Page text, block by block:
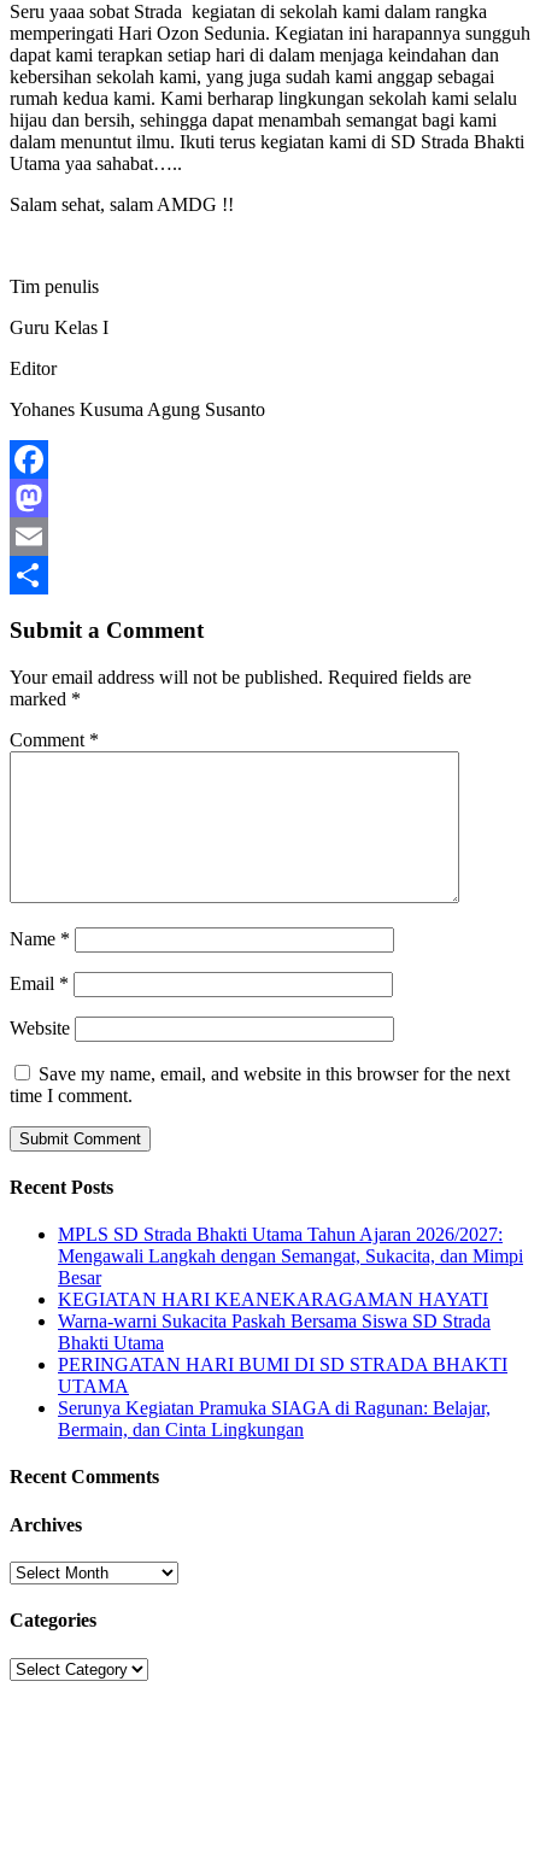
Seru yaaa sobat Strada kegiatan di sekolah kami dalam rangka
memperingati Hari Ozon Sedunia. Kegiatan ini harapannya sungguh
dapat kami terapkan setiap hari di dalam menjaga keindahan dan
kebersihan sekolah kami, yang juga sudah kami anggap sebagai
rumah kedua kami. Kami berharap lingkungan sekolah kami selalu
hijau dan bersih, sehingga dapat menambah semangat bagi kami
dalam menuntut ilmu. Ikuti terus kegiatan kami di SD Strada Bhakti
Utama yaa sahabat…..
Salam sehat, salam AMDG !!
Tim penulis
Guru Kelas I
Editor
Yohanes Kusuma Agung Susanto
Facebook
Mastodon
Email
Submit a Comment
Your email address will not be published. Required fields are
marked *
Comment *
Name *
Email *
Website
Save my name, email, and website in this browser for the next
time I comment.
Recent Posts
MPLS SD Strada Bhakti Utama Tahun Ajaran 2026/2027:
Mengawali Langkah dengan Semangat, Sukacita, dan Mimpi
Besar
KEGIATAN HARI KEANEKARAGAMAN HAYATI
Warna-warni Sukacita Paskah Bersama Siswa SD Strada
Bhakti Utama
PERINGATAN HARI BUMI DI SD STRADA BHAKTI
UTAMA
Serunya Kegiatan Pramuka SIAGA di Ragunan: Belajar,
Bermain, dan Cinta Lingkungan
Recent Comments
Archives
Archives
Categories
Categories